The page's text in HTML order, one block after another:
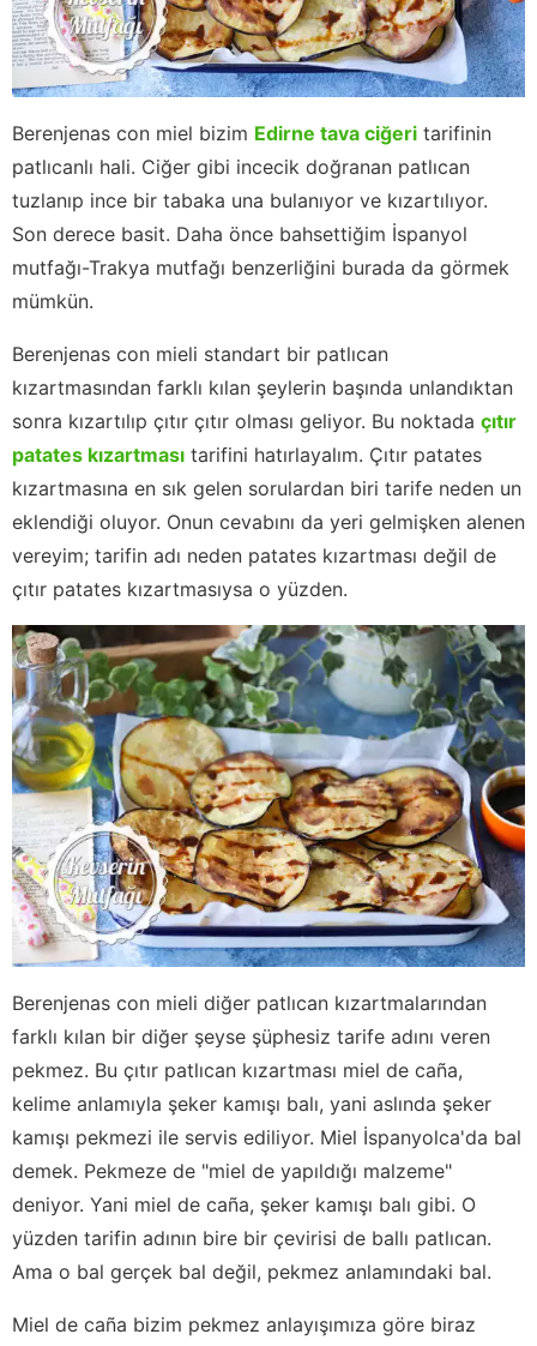
Berenjenas con miel bizim Edirne tava ciğeri tarifinin
patlıcanlı hali. Ciğer gibi incecik doğranan patlıcan
tuzlanıp ince bir tabaka una bulanıyor ve kızartılıyor.
Son derece basit. Daha önce bahsettiğim İspanyol
mutfağı-Trakya mutfağı benzerliğini burada da görmek
mümkün.
Berenjenas con mieli standart bir patlıcan
kızartmasından farklı kılan şeylerin başında unlandıktan
sonra kızartılıp çıtır çıtır olması geliyor. Bu noktada çıtır
patates kızartması tarifini hatırlayalım. Çıtır patates
kızartmasına en sık gelen sorulardan biri tarife neden un
eklendiği oluyor. Onun cevabını da yeri gelmişken alenen
vereyim; tarifin adı neden patates kızartması değil de
çıtır patates kızartmasıysa o yüzden.
Berenjenas con mieli diğer patlıcan kızartmalarından
farklı kılan bir diğer şeyse şüphesiz tarife adını veren
pekmez. Bu çıtır patlıcan kızartması miel de caña,
kelime anlamıyla şeker kamışı balı, yani aslında şeker
kamışı pekmezi ile servis ediliyor. Miel İspanyolca'da bal
demek. Pekmeze de "miel de yapıldığı malzeme"
deniyor. Yani miel de caña, şeker kamışı balı gibi. O
yüzden tarifin adının bire bir çevirisi de ballı patlıcan.
Ama o bal gerçek bal değil, pekmez anlamındaki bal.
Miel de caña bizim pekmez anlayışımıza göre biraz